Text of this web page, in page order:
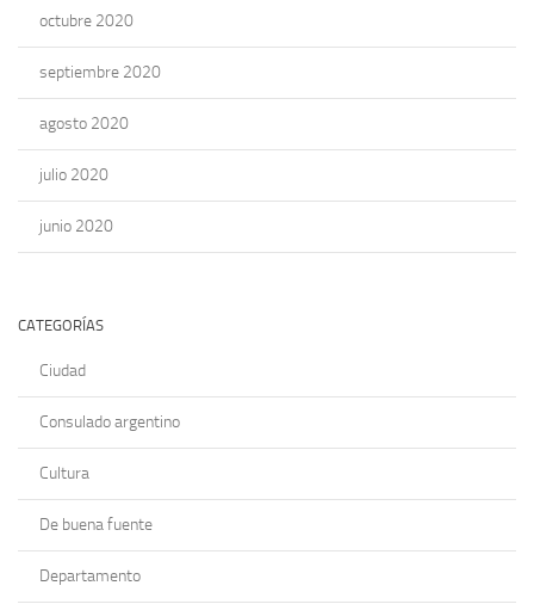
octubre 2020
septiembre 2020
agosto 2020
julio 2020
junio 2020
CATEGORÍAS
Ciudad
Consulado argentino
Cultura
De buena fuente
Departamento